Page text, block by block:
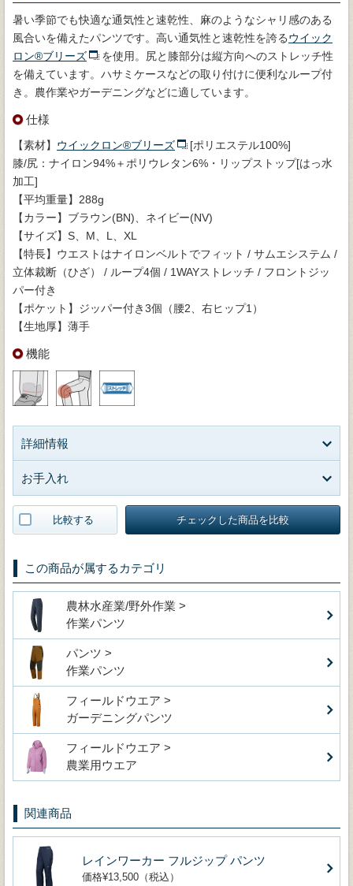
暑い季節でも快適な通気性と速乾性、麻のようなシャリ感のある
風合いを備えたパンツです。高い通気性と速乾性を誇るウイック
ロン®ブリーズ
を使用。尻と膝部分は縦方向へのストレッチ性
を備えています。ハサミケースなどの取り付けに便利なループ付
き。農作業やガーデニングなどに適しています。
仕様
【素材】 ウイックロン®ブリーズ
[ポリエステル100%]
膝/尻：ナイロン94%＋ポリウレタン6%・リップストップ[はっ水
加工]
【平均重量】288g
【カラー】ブラウン(BN)、ネイビー(NV)
【サイズ】S、M、L、XL
【特長】ウエストはナイロンベルトでフィット / サムエシステム /
立体裁断（ひざ） / ループ4個 / 1WAYストレッチ / フロントジッ
パー付き
【ポケット】ジッパー付き3個（腰2、右ヒップ1）
【生地厚】薄手
機能
詳細情報
お手入れ
比較する チェックした商品を比較
この商品が属するカテゴリ
農林水産業/野外作業 >
作業パンツ
パンツ >
作業パンツ
フィールドウエア >
ガーデニングパンツ
フィールドウエア >
農業用ウエア
関連商品
レインワーカー フルジップ パンツ
価格¥13,500（税込）